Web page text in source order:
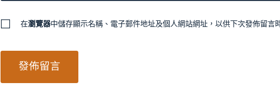
在瀏覽器中儲存顯示名稱、電子郵件地址及個人網站網址，以供下次發佈留言